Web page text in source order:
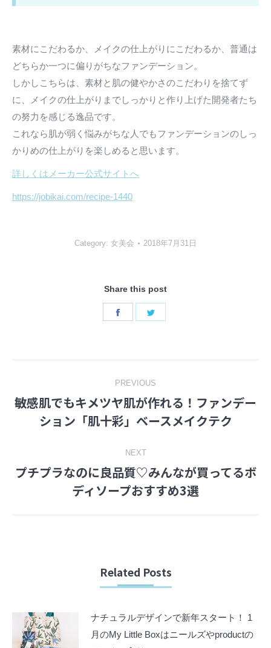
素材にこだわるか、メイクの仕上がりにこだわるか、普通は
どちらか一つに偏りがちなファンデーション。
しかしこちらは、素材と肌の健やかさのこだわりを捨てず
に、メイクの仕上がりまでしっかりと作り上げた開発者たち
の努力を感じる逸品です。
これなら肌が弱く悩みがちな人でもファンデーションのしっ
かりめの仕上がりを楽しめると思います。
詳しくはメーカー公式サイトへ
https://jobikai.com/recipe-1440
Category: 女美会 2018年7月31日
Share this post
Share
navigation
PREVIOUS
Previous
post:
敏感肌でもキメツヤ肌が作れる！ファンデー
ション「肌十彩」ベースメイクテク
NEXT
Next
post:
プチプラなのに良品質♡みんなが買ってるボ
ディソープおすすめ3選
Related Posts
ナチュラルデザインで新年スタート！ 1
月のMy Little Boxはニールズやproductの